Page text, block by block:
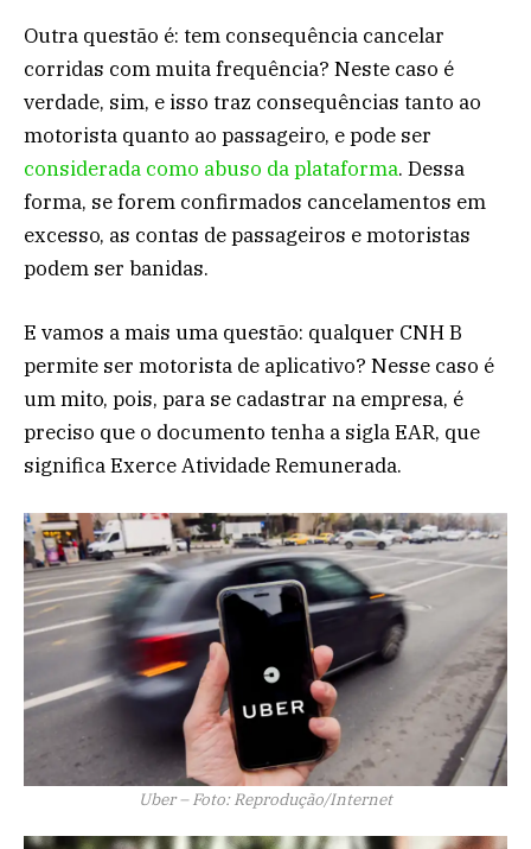
Outra questão é: tem consequência cancelar
corridas com muita frequência? Neste caso é
verdade, sim, e isso traz consequências tanto ao
motorista quanto ao passageiro, e pode ser
considerada como abuso da plataforma. Dessa
forma, se forem confirmados cancelamentos em
excesso, as contas de passageiros e motoristas
podem ser banidas.
E vamos a mais uma questão: qualquer CNH B
permite ser motorista de aplicativo? Nesse caso é
um mito, pois, para se cadastrar na empresa, é
preciso que o documento tenha a sigla EAR, que
significa Exerce Atividade Remunerada.
Uber – Foto: Reprodução/Internet